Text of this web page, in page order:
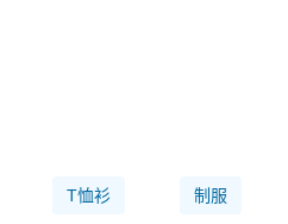
T恤衫 制服